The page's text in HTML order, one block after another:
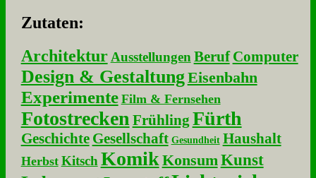
Zu­ta­ten:
Architektur Ausstellungen Beruf Computer
Design & GestaltungEisenbahn
Experimente Film & Fernsehen
Fotostrecken Frühling Fürth
Geschichte Gesellschaft Gesundheit Haushalt
Herbst Kitsch Komik KonsumKunst